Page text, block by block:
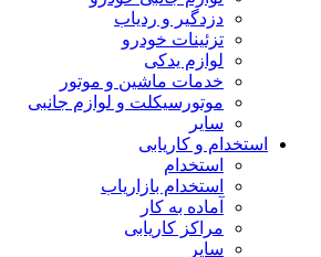
دزدگیر و ردیاب
تزئینات خودرو
لوازم یدکی
خدمات ماشین و موتور
موتورسیکلت و لوازم جانبی
سایر
استخدام و کاریابی
استخدام
استخدام بازاریاب
آماده به کار
مراکز کاریابی
سایر